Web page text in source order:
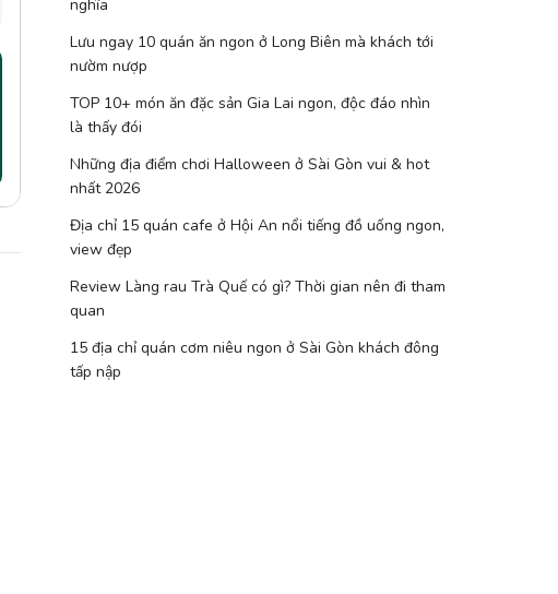
nghĩa
Lưu ngay 10 quán ăn ngon ở Long Biên mà khách tới
nườm nượp
TOP 10+ món ăn đặc sản Gia Lai ngon, độc đáo nhìn
là thấy đói
Những địa điểm chơi Halloween ở Sài Gòn vui & hot
nhất 2026
Địa chỉ 15 quán cafe ở Hội An nổi tiếng đồ uống ngon,
view đẹp
Review Làng rau Trà Quế có gì? Thời gian nên đi tham
quan
15 địa chỉ quán cơm niêu ngon ở Sài Gòn khách đông
tấp nập